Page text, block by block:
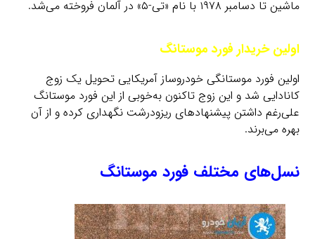
ماشین تا دسامبر ۱۹۷۸ با نام «تی-۵» در آلمان فروخته می‌شد.
اولین خریدار فورد موستانگ
اولین فورد موستانگی خودروساز آمریکایی تحویل یک زوج
کانادایی شد و این زوج تاکنون به‌خوبی از این فورد موستانگ
علی‌رغم داشتن پیشنهادهای ریزودرشت نگهداری کرده و از آن
بهره می‌برند.
نسل‌های مختلف فورد موستانگ